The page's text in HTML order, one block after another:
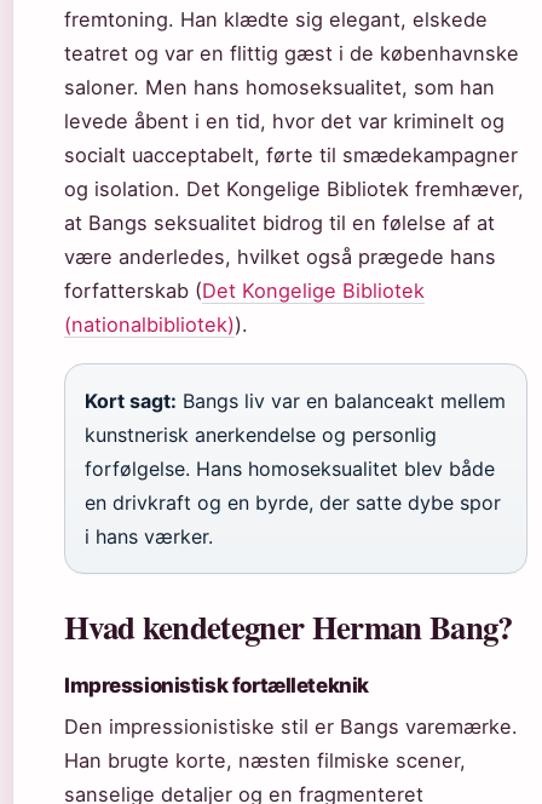
fremtoning. Han klædte sig elegant, elskede
teatret og var en flittig gæst i de københavnske
saloner. Men hans homoseksualitet, som han
levede åbent i en tid, hvor det var kriminelt og
socialt uacceptabelt, førte til smædekampagner
og isolation. Det Kongelige Bibliotek fremhæver,
at Bangs seksualitet bidrog til en følelse af at
være anderledes, hvilket også prægede hans
forfatterskab (Det Kongelige Bibliotek
(nationalbibliotek)).
Kort sagt: Bangs liv var en balanceakt mellem
kunstnerisk anerkendelse og personlig
forfølgelse. Hans homoseksualitet blev både
en drivkraft og en byrde, der satte dybe spor
i hans værker.
Hvad kendetegner Herman Bang?
Impressionistisk fortælleteknik
Den impressionistiske stil er Bangs varemærke.
Han brugte korte, næsten filmiske scener,
sanselige detaljer og en fragmenteret